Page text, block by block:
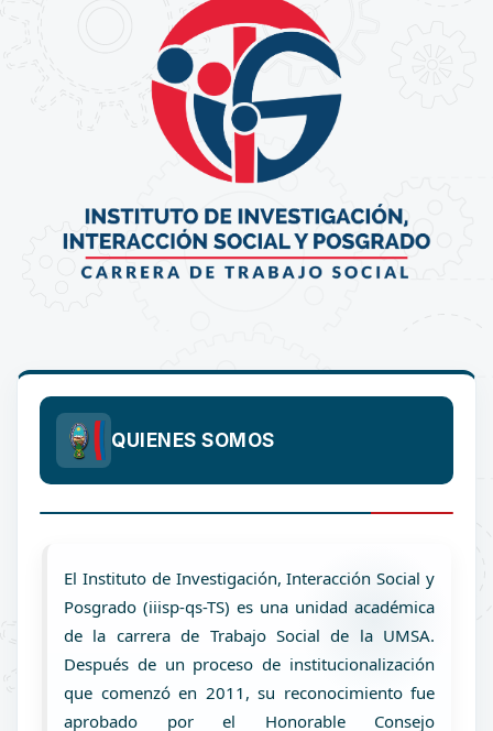
QUIENES SOMOS
El Instituto de Investigación, Interacción Social y
Posgrado (iiisp-qs-TS) es una unidad académica
de la carrera de Trabajo Social de la UMSA.
Después de un proceso de institucionalización
que comenzó en 2011, su reconocimiento fue
aprobado por el Honorable Consejo